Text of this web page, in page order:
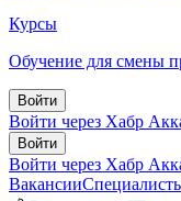
Курсы
Обучение для смены
Войти
Войти через Хабр
Войти
Войти через Хабр
Вакансии